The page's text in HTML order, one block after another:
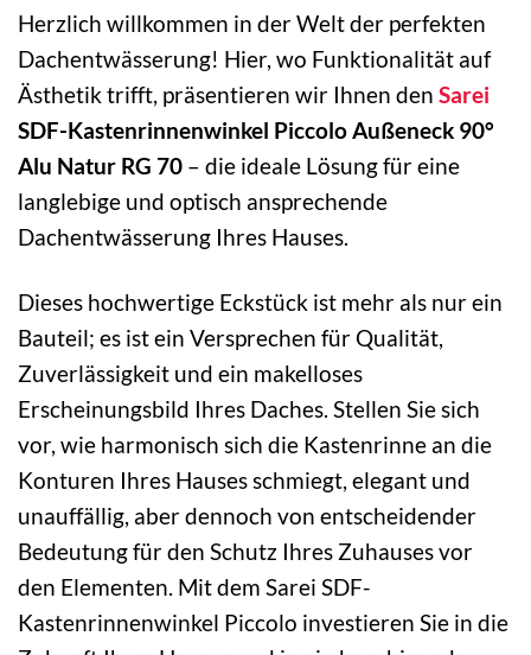
Herzlich willkommen in der Welt der perfekten
Dachentwässerung! Hier, wo Funktionalität auf
Ästhetik trifft, präsentieren wir Ihnen den Sarei
SDF-Kastenrinnenwinkel Piccolo Außeneck 90°
Alu Natur RG 70 – die ideale Lösung für eine
langlebige und optisch ansprechende
Dachentwässerung Ihres Hauses.
Dieses hochwertige Eckstück ist mehr als nur ein
Bauteil; es ist ein Versprechen für Qualität,
Zuverlässigkeit und ein makelloses
Erscheinungsbild Ihres Daches. Stellen Sie sich
vor, wie harmonisch sich die Kastenrinne an die
Konturen Ihres Hauses schmiegt, elegant und
unauffällig, aber dennoch von entscheidender
Bedeutung für den Schutz Ihres Zuhauses vor
den Elementen. Mit dem Sarei SDF-
Kastenrinnenwinkel Piccolo investieren Sie in die